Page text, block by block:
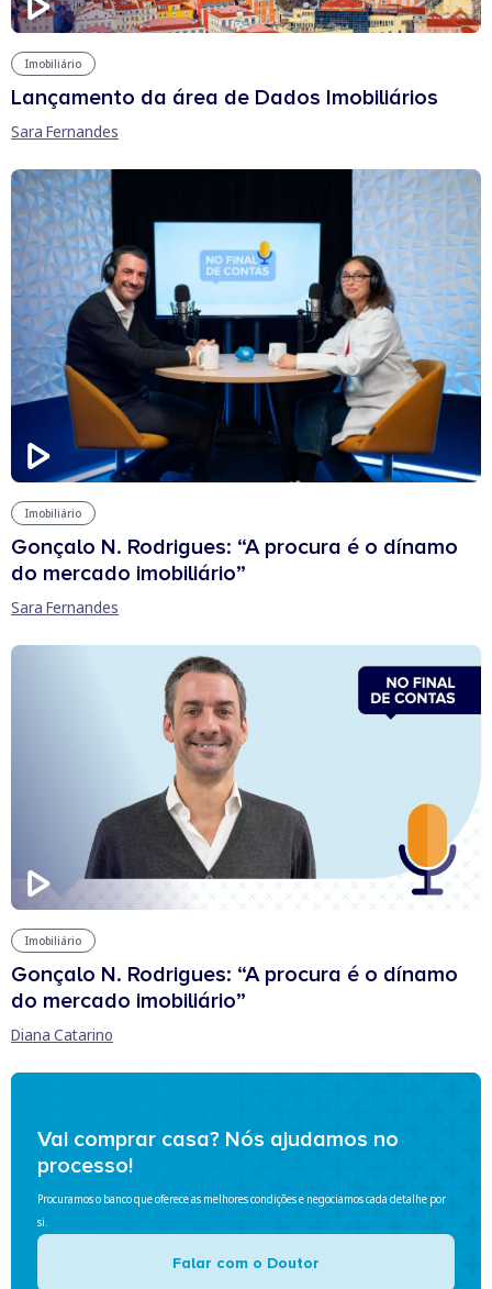
Imobiliário
Lançamento da área de Dados Imobiliários
Sara Fernandes
Imobiliário
Gonçalo N. Rodrigues: “A procura é o dínamo
do mercado imobiliário”
Sara Fernandes
Imobiliário
Gonçalo N. Rodrigues: “A procura é o dínamo
do mercado imobiliário”
Diana Catarino
Vai comprar casa? Nós ajudamos no
processo!
Procuramos o banco que oferece as melhores condições e negociamos cada detalhe por
si.
Falar com o Doutor